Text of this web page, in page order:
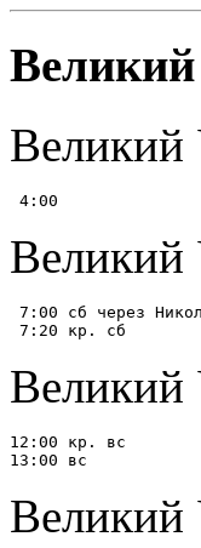
Великий
7:00 сб через
Великий
12:00 кр. вс
Великий